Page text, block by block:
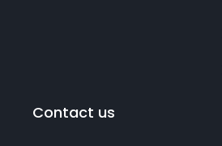
Contact us